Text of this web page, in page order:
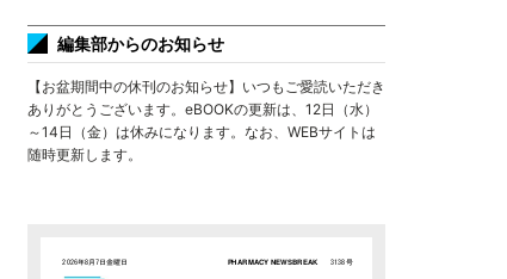
編集部からのお知らせ
【お盆期間中の休刊のお知らせ】いつもご愛読いただき
ありがとうございます。eBOOKの更新は、12日（水）
～14日（金）は休みになります。なお、WEBサイトは
随時更新します。